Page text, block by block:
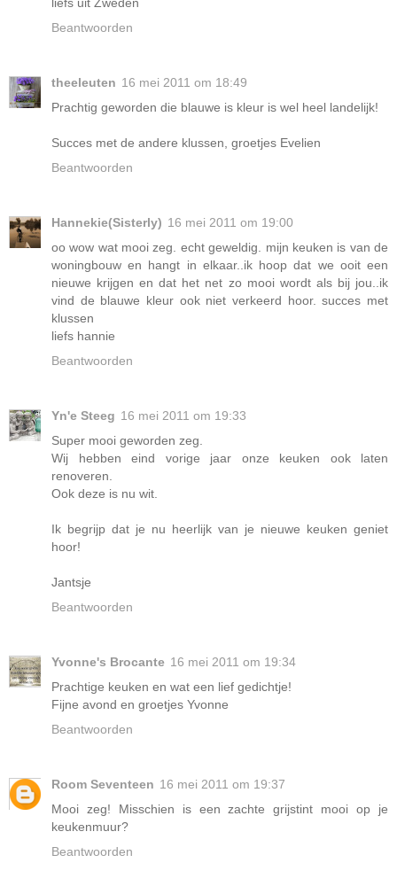
Beantwoorden
theeleuten 16 mei 2011 om 18:49
Prachtig geworden die blauwe is kleur is wel heel landelijk!
Succes met de andere klussen, groetjes Evelien
Beantwoorden
Hannekie(Sisterly) 16 mei 2011 om 19:00
oo wow wat mooi zeg. echt geweldig. mijn keuken is van de
woningbouw en hangt in elkaar..ik hoop dat we ooit een
nieuwe krijgen en dat het net zo mooi wordt als bij jou..ik
vind de blauwe kleur ook niet verkeerd hoor. succes met
klussen
liefs hannie
Beantwoorden
Yn'e Steeg 16 mei 2011 om 19:33
Super mooi geworden zeg.
Wij hebben eind vorige jaar onze keuken ook laten
renoveren.
Ook deze is nu wit.
Ik begrijp dat je nu heerlijk van je nieuwe keuken geniet
hoor!
Jantsje
Beantwoorden
Yvonne's Brocante 16 mei 2011 om 19:34
Prachtige keuken en wat een lief gedichtje!
Fijne avond en groetjes Yvonne
Beantwoorden
Room Seventeen 16 mei 2011 om 19:37
Mooi zeg! Misschien is een zachte grijstint mooi op je
keukenmuur?
Beantwoorden